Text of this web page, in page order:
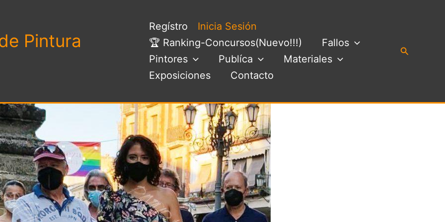
Pintura
Regístro
Inicia Sesión
🏆 Ranking-Concursos(Nuevo!!!)
Fallos
Pintores
Publíca
Materiales
Exposiciones
Contacto
Buscar